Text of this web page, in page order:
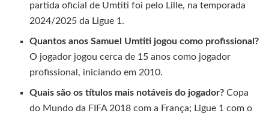
partida oficial de Umtiti foi pelo Lille, na temporada
2024/2025 da Ligue 1.
Quantos anos Samuel Umtiti jogou como profissional?
O jogador jogou cerca de 15 anos como jogador
profissional, iniciando em 2010.
Quais são os títulos mais notáveis do jogador? Copa
do Mundo da FIFA 2018 com a França; Ligue 1 com o